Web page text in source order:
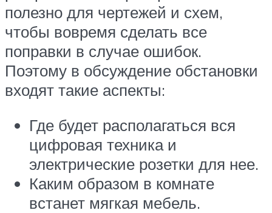
полезно для чертежей и схем,
чтобы вовремя сделать все
поправки в случае ошибок.
Поэтому в обсуждение обстановки
входят такие аспекты:
Где будет располагаться вся
цифровая техника и
электрические розетки для нее.
Каким образом в комнате
встанет мягкая мебель.